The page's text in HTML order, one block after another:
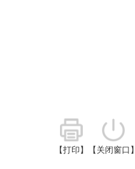
【打印】 【关闭窗口】